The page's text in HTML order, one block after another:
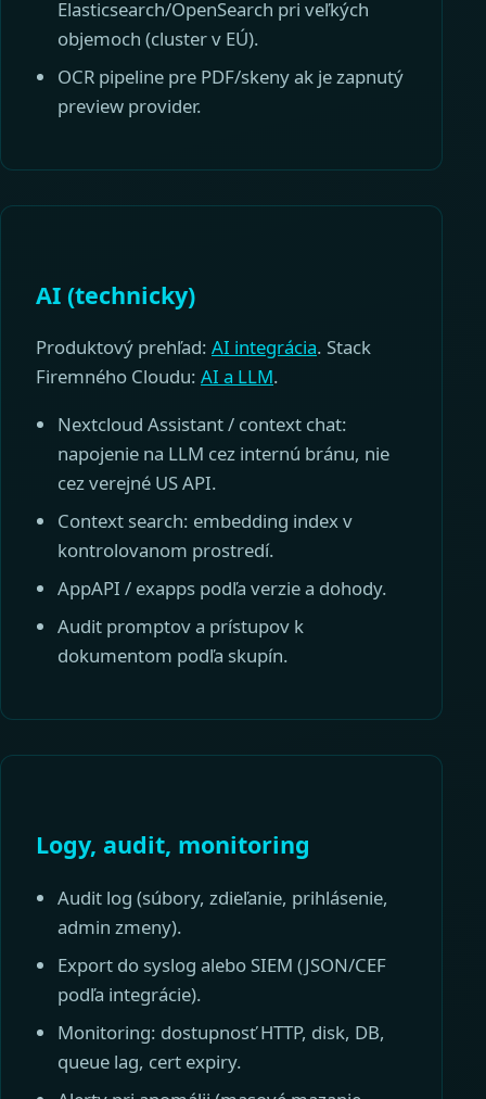
Elasticsearch/OpenSearch pri veľkých
objemoch (cluster v EÚ).
OCR pipeline pre PDF/skeny ak je zapnutý
preview provider.
AI (technicky)
Produktový prehľad: AI integrácia. Stack
Firemného Cloudu: AI a LLM.
Nextcloud Assistant / context chat:
napojenie na LLM cez internú bránu, nie
cez verejné US API.
Context search: embedding index v
kontrolovanom prostredí.
AppAPI / exapps podľa verzie a dohody.
Audit promptov a prístupov k
dokumentom podľa skupín.
Logy, audit, monitoring
Audit log (súbory, zdieľanie, prihlásenie,
admin zmeny).
Export do syslog alebo SIEM (JSON/CEF
podľa integrácie).
Monitoring: dostupnosť HTTP, disk, DB,
queue lag, cert expiry.